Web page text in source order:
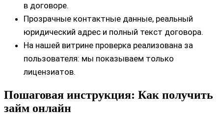
в договоре.
Прозрачные контактные данные, реальный
юридический адрес и полный текст договора.
На нашей витрине проверка реализована за
пользователя: мы показываем только
лицензиатов.
Пошаговая инструкция: Как получить
займ онлайн